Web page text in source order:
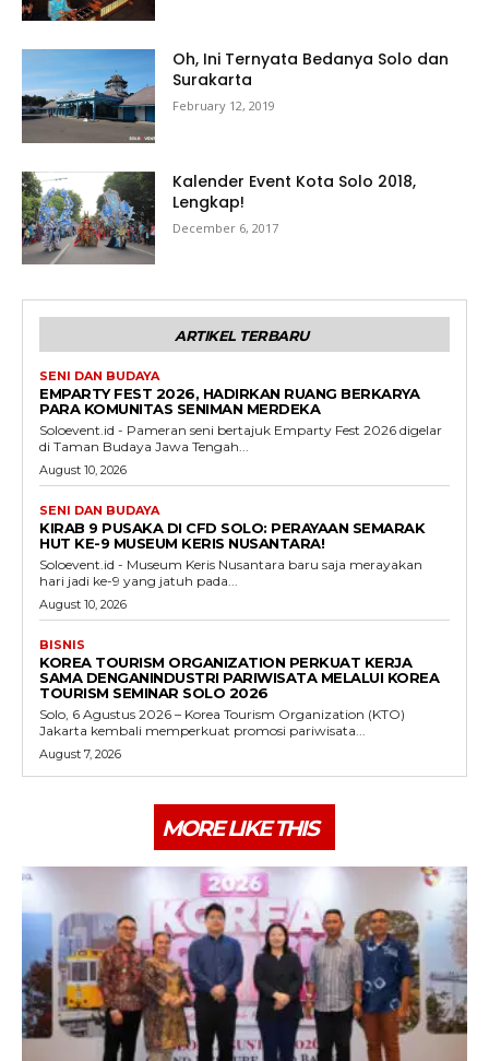
Oh, Ini Ternyata Bedanya Solo dan
Surakarta
February 12, 2019
Kalender Event Kota Solo 2018,
Lengkap!
December 6, 2017
ARTIKEL TERBARU
SENI DAN BUDAYA
EMPARTY FEST 2026, HADIRKAN RUANG BERKARYA
PARA KOMUNITAS SENIMAN MERDEKA
Soloevent.id - Pameran seni bertajuk Emparty Fest 2026 digelar
di Taman Budaya Jawa Tengah...
August 10, 2026
SENI DAN BUDAYA
KIRAB 9 PUSAKA DI CFD SOLO: PERAYAAN SEMARAK
HUT KE-9 MUSEUM KERIS NUSANTARA!
Soloevent.id - Museum Keris Nusantara baru saja merayakan
hari jadi ke-9 yang jatuh pada...
August 10, 2026
BISNIS
KOREA TOURISM ORGANIZATION PERKUAT KERJA
SAMA DENGANINDUSTRI PARIWISATA MELALUI KOREA
TOURISM SEMINAR SOLO 2026
Solo, 6 Agustus 2026 – Korea Tourism Organization (KTO)
Jakarta kembali memperkuat promosi pariwisata...
August 7, 2026
MORE LIKE THIS